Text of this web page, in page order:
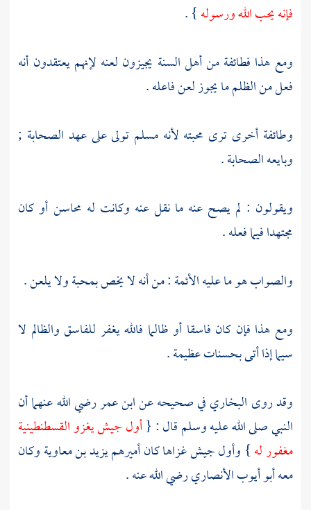
فإنه يحب الله ورسوله} .
ومع هذا فطائفة منأهل السنة يجيزون لعنه لإنهم يعتقدون أنه
فعل من الظلم ما يجوز لعن فاعله .
وطائفة أخرى ترى محبته لأنه مسلم تولى على عهد الصحابة ;
وبايعهالصحابة.
ويقولون : لم يصح عنه ما نقل عنه وكانت له محاسن أو كان
مجتهدا فيما فعله .
والصواب هو ما عليه الأئمة : من أنه لا يخص بمحبة ولا يلعن .
ومع هذا فإن كان فاسقا أو ظالما فالله يغفر للفاسق والظالم لا
سيما إذا أتى بحسنات عظيمة .
وقد روى البخاريفي صحيحه عنابن عمررضي الله عنهما أن
النبي صلى الله عليه وسلم قال : {أول جيش يغزوالقسطنطينية
مغفور له} وأول جيش غزاها كان أميرهميزيد بن معاويةوكان
معهأبو أيوب الأنصاريرضي الله عنه .